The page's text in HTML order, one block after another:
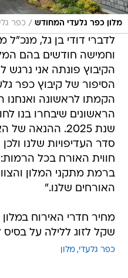
מלון כפר גלעדי המחודש / כפר
לדברי דודי בן גל,
וחמישה חודשים בהם
הקיבוץ פונתה אני
הסיפור של קיבוץ כפר
הקמתו לראשונה ואנחנו
הראשונים שיבחרו בנו
שנת 2025.
סדר העדיפויות שלנו
חווית האורח בכל הרמות:
ברמת מתקני המלון
האורחים שלנו."
שקל לזוג ללילה על בסיס
כפר גלעדי מלון